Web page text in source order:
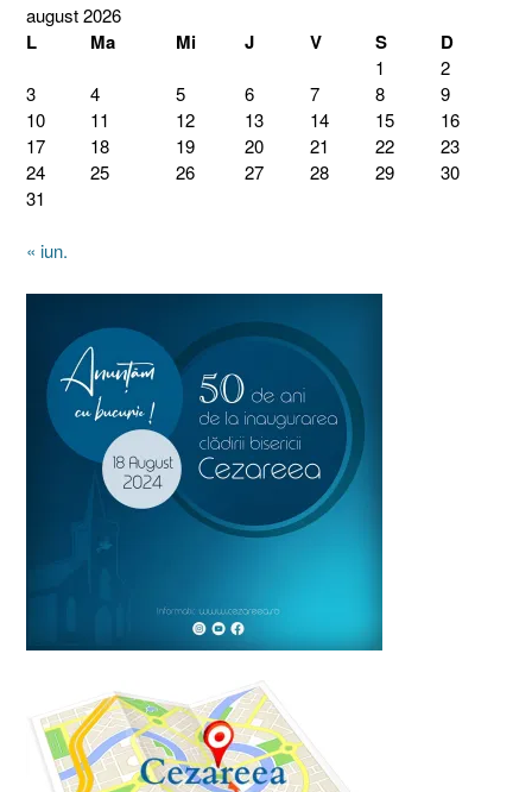
august 2026
L Ma Mi J V S D
1
2
3
4 5 6 7 8
9
10
11 12 13 14 15
16
17
18 19 20 21 22
23
24
25 26 27 28 29
30
31
« iun.